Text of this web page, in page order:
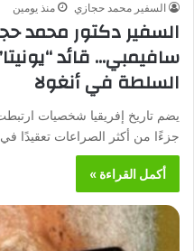
السفير محمد حجازي منذ يومين
السفير دكتور محمد
سافيمبي… قائد
السلطة في أنغولا
يضم تاريخ إفريقيا شخصيات
جزءًا من أكثر الصراعات تعقيدًا
أكمل القراءة »